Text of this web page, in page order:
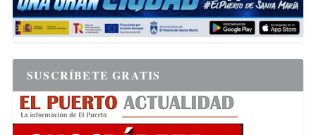
SUSCRÍBETE GRATIS